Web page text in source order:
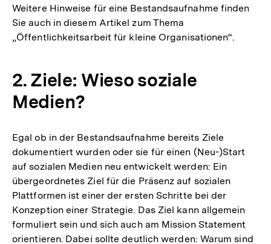
Weitere Hinweise für eine Bestandsaufnahme finden
Sie auch in diesem Artikel zum Thema
„Öffentlichkeitsarbeit für kleine Organisationen“.
2. Ziele: Wieso soziale
Medien?
Egal ob in der Bestandsaufnahme bereits Ziele
dokumentiert wurden oder sie für einen (Neu-)Start
auf sozialen Medien neu entwickelt werden: Ein
übergeordnetes Ziel für die Präsenz auf sozialen
Plattformen ist einer der ersten Schritte bei der
Konzeption einer Strategie. Das Ziel kann allgemein
formuliert sein und sich auch am Mission Statement
orientieren. Dabei sollte deutlich werden: Warum sind